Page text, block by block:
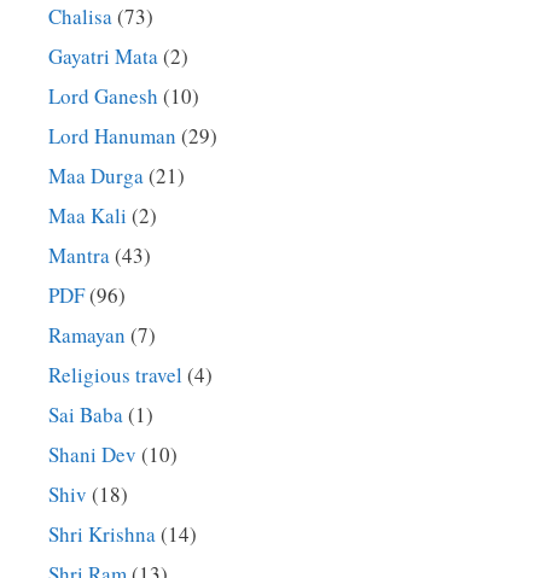
Chalisa(73)
Gayatri Mata(2)
Lord Ganesh (10)
Lord Hanuman (29)
Maa Durga(21)
Maa Kali (2)
Mantra(43)
PDF(96)
Ramayan (7)
Religious travel (4)
Sai Baba(1)
Shani Dev (10)
Shiv (18)
Shri Krishna(14)